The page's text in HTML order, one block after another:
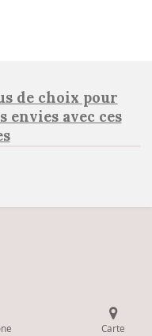
de choix pour
envies avec ces
Carte